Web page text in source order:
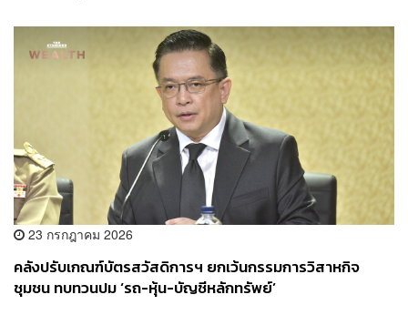
23 กรกฎาคม 2026
คลังปรับเกณฑ์บัตรสวัสดิการฯ ยกเว้นกรรมการวิสาหกิจ
ชุมชน ทบทวนปม ‘รถ-หุ้น-บัญชีหลักทรัพย์’